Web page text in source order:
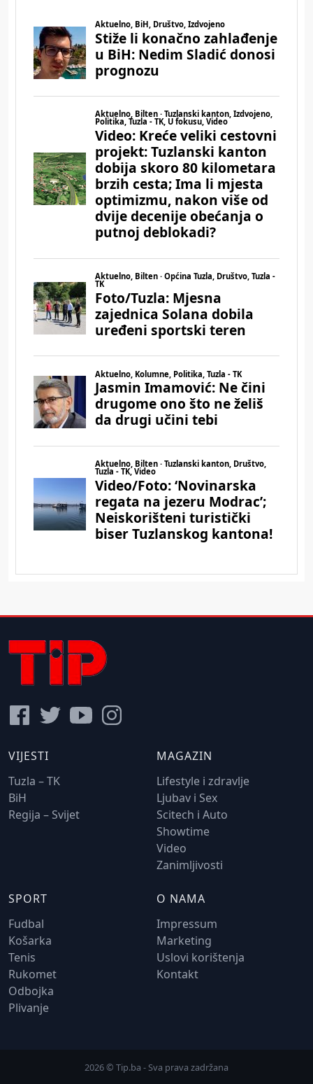
VIJESTI
Tuzla – TK
BiH
Regija – Svijet
MAGAZIN
Lifestyle i zdravlje
Ljubav i Sex
Scitech i Auto
Showtime
Video
Zanimljivosti
SPORT
Fudbal
Košarka
Tenis
Rukomet
Odbojka
Plivanje
O NAMA
Impressum
Marketing
Uslovi korištenja
Kontakt
2026 © Tip.ba - Sva prava zadržana